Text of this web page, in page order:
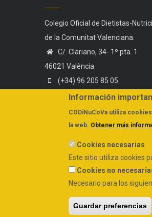
Colegio Oficial de Dietistas-
de la Comunitat Valenciana.
C/. Clariano, 34- 1º pta. 1
46021 València
(+34) 96 205 85 05
(+34) 606 44 75 58
Información
CODiNuCoVa utiliza
la web. Obtener más
Cookies necesarias
Este sitio utiliza cookies
Cookies no
Necesario para los
Guardar preferencias